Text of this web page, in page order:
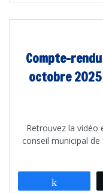
Compte-
octobre
Retrouvez la vidéo
conseil municipal